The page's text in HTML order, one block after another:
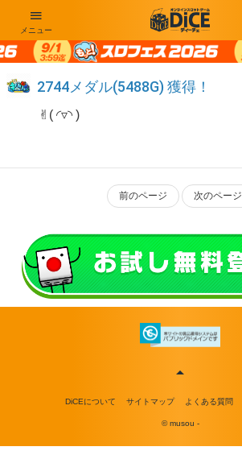
メニュー
2744メダル(5488G) 獲得！
✌︎︎( ◜▿◝ )
前のページ 次のページ
DiCEについて サイトマップ よくある質問
© musou -